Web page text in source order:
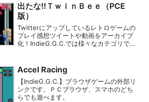
出たな!!ＴｗｉｎＢｅｅ（PCE
版）
Twitterにアップしているレトロゲームの
プレイ感想ツイートや動画をアーカイブ
化！IndieG.G.C.では様々なカテゴリでプ
が見つかるはず★
Accel Racing
【IndieG.G.C.】ブラウザゲームの外部リ
ンクです。ＰＣブラウザ、スマホのどち
らでも遊べます。